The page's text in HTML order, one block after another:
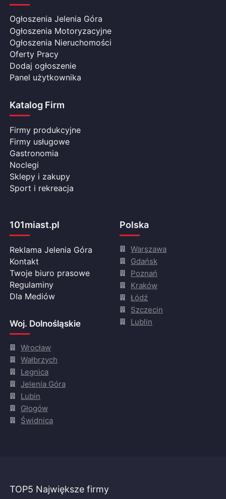
Ogłoszenia Jelenia Góra
Ogłoszenia Motoryzacyjne
Ogłoszenia Nieruchomości
Oferty Pracy
Dodaj ogłoszenie
Panel użytkownika
Katalog Firm
Firmy produkcyjne
Firmy usługowe
Gastronomia
Noclegi
Sklepy i zakupy
Sport i rekreacja
101miast.pl
Reklama Jelenia Góra
Kontakt
Twoje biuro prasowe
Regulaminy
Dla Mediów
Woj. Dolnośląskie
Wrocław
Wałbrzych
Legnica
Jelenia Góra
Lubin
Głogów
Świdnica
Polska
Warszawa
Gdańsk
Poznań
Kraków
Łódź
Szczecin
Lublin
TOP5 Największe firmy